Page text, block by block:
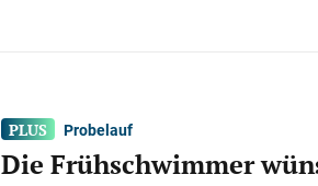
Probelauf
Die Frühschwimmer